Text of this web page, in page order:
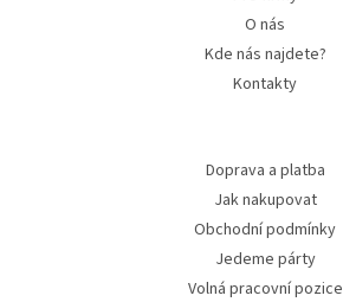
O nás
Kde nás najdete?
Kontakty
Doprava a platba
Jak nakupovat
Obchodní podmínky
Jedeme párty
Volná pracovní pozice